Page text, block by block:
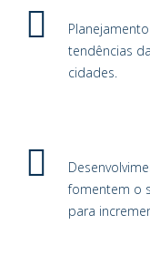
tendências
cidades.
fomentem o
para